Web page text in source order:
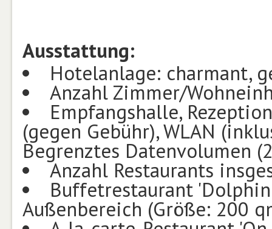
Ausstattung:
Hotelanlage: charmant,
Anzahl Zimmer/
Empfangshalle,
(gegen Gebühr), WLAN
Begrenztes Datenvolumen
Anzahl Restaurants
Buffetrestaurant
Außenbereich (Größe: 200